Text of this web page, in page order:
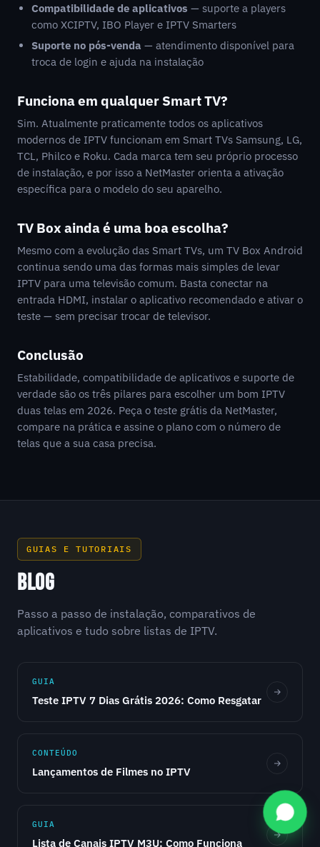
Compatibilidade de aplicativos — suporte a players
como XCIPTV, IBO Player e IPTV Smarters
Suporte no pós-venda — atendimento disponível para
troca de login e ajuda na instalação
Funciona em qualquer Smart TV?
Sim. Atualmente praticamente todos os aplicativos
modernos de IPTV funcionam em Smart TVs Samsung, LG,
TCL, Philco e Roku. Cada marca tem seu próprio processo
de instalação, e por isso a NetMaster orienta a ativação
específica para o modelo do seu aparelho.
TV Box ainda é uma boa escolha?
Mesmo com a evolução das Smart TVs, um TV Box Android
continua sendo uma das formas mais simples de levar
IPTV para uma televisão comum. Basta conectar na
entrada HDMI, instalar o aplicativo recomendado e ativar o
teste — sem precisar trocar de televisor.
Conclusão
Estabilidade, compatibilidade de aplicativos e suporte de
verdade são os três pilares para escolher um bom IPTV
duas telas em 2026. Peça o teste grátis da NetMaster,
compare na prática e assine o plano com o número de
telas que a sua casa precisa.
GUIAS E TUTORIAIS
BLOG
Passo a passo de instalação, comparativos de
aplicativos e tudo sobre listas de IPTV.
GUIA
Teste IPTV 7 Dias Grátis 2026: Como Resgatar
CONTEÚDO
Lançamentos de Filmes no IPTV
GUIA
Lista de Canais IPTV M3U: Como Funciona